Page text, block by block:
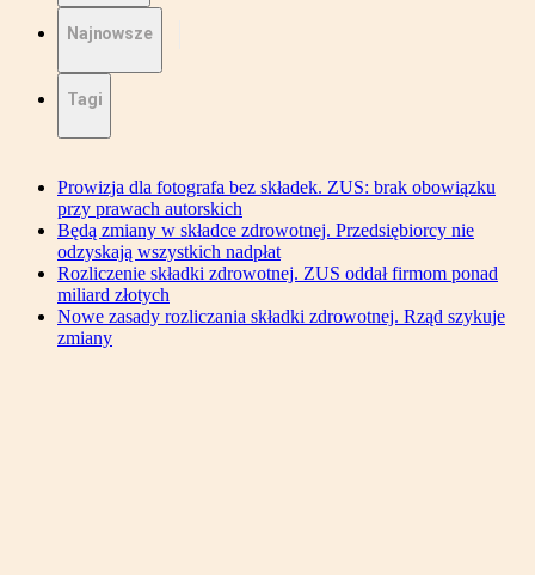
Najnowsze
Tagi
Prowizja dla fotografa bez składek. ZUS: brak obowiązku
przy prawach autorskich
Będą zmiany w składce zdrowotnej. Przedsiębiorcy nie
odzyskają wszystkich nadpłat
Rozliczenie składki zdrowotnej. ZUS oddał firmom ponad
miliard złotych
Nowe zasady rozliczania składki zdrowotnej. Rząd szykuje
zmiany